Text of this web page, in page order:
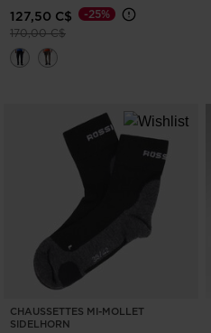
127,50 C$
Prix réduit de
170,00 C$à
-25%
CHAUSSETTES MI-MOLLET
SIDELHORN